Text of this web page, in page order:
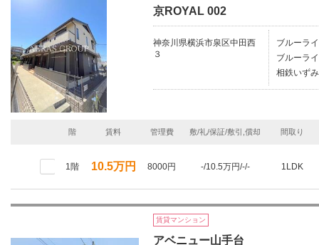
京ROYAL 002
神奈川県横浜市泉区中田西
３
ブルーラ
ブルーラ
相鉄いず
階 賃料 管理費 敷/礼/保証/敷引,償却 間取り
1階 10.5万円 8000円 -/10.5万円/-/- 1LDK
賃貸マンション
アベニュー山手台